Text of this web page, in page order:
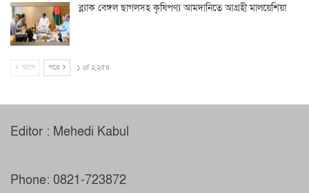
ব্ল্যাক বেঙ্গল ছাগলসহ কৃষিপণ্য আমদানিতে আগ্রহী মালয়েশিয়া
আগে পরে ১ of ২,২৫৪
Editor : Mehedi Kabul
Phone: 0821-723872